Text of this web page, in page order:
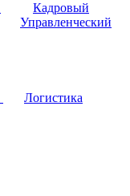
Кадровый
Управленческий
Логистика